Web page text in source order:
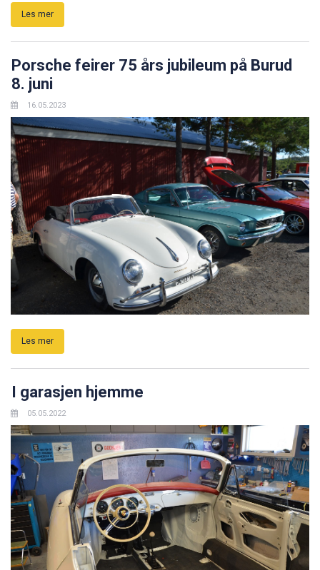
Les mer
Porsche feirer 75 års jubileum på Burud
8. juni
16.05.2023
Les mer
I garasjen hjemme
05.05.2022